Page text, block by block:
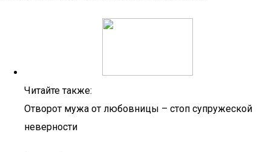
Читайте также:
Отворот мужа от любовницы – стоп супружеской
неверности